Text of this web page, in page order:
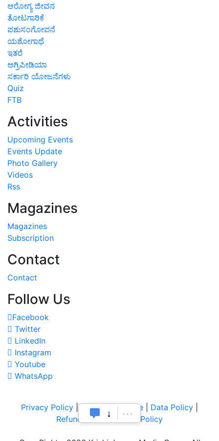
ಆರೋಗ್ಯ ಜೀವನ
ತೋಟಗಾರಿಕೆ
ಪಶುಸಂಗೋಪನೆ
ಯಶೋಗಾಥೆ
ಇತರೆ
ಅಗ್ರಿಪೀಡಿಯಾ
ಸರ್ಕಾರಿ ಯೋಜನೆಗಳು
Quiz
FTB
Activities
Upcoming Events
Events Update
Photo Gallery
Videos
Rss
Magazines
Magazines
Subscription
Contact
Contact
Follow Us
Facebook
Twitter
LinkedIn
Instagram
Youtube
WhatsApp
Privacy Policy |Terms of Service Data Policy
Refund & Cancellation Policy